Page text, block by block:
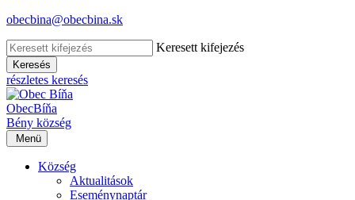
obecbina@obecbina.sk
Keresett kifejezés
Keresés
részletes keresés
ObecBíňa
Bény község
Menü
Község
Aktualitások
Eseménynaptár